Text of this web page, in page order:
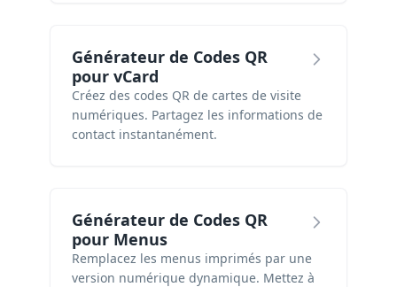
Générateur de Codes QR
pour vCard
Créez des codes QR de cartes de visite
numériques. Partagez les informations de
contact instantanément.
Générateur de Codes QR
pour Menus
Remplacez les menus imprimés par une
version numérique dynamique. Mettez à